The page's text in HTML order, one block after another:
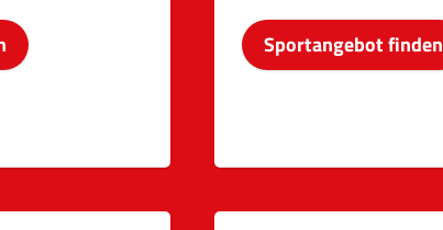
Sportangebot finden